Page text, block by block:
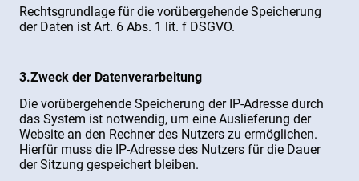
Rechtsgrundlage für die vorübergehende Speicherung
der Daten ist Art. 6 Abs. 1 lit. f DSGVO.
3.Zweck der Datenverarbeitung
Die vorübergehende Speicherung der IP-Adresse durch
das System ist notwendig, um eine Auslieferung der
Website an den Rechner des Nutzers zu ermöglichen.
Hierfür muss die IP-Adresse des Nutzers für die Dauer
der Sitzung gespeichert bleiben.